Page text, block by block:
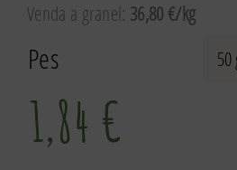
Venda a granel: 36,80 €/kg
Pes
1,84 €